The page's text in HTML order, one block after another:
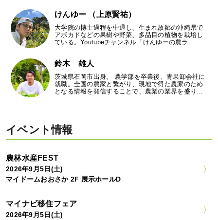
けんゆー （上原賢祐）
大学院の博士過程を中退し、生まれ故郷の沖縄県で
アボカドなどの果樹や野菜、多品目の植物を栽培し
ている。Youtubeチャンネル「けんゆーの農ラ…
鈴木 雄人
茨城県石岡市出身。 農学部を卒業後、青果卸会社に
就職。全国の農家と繋がり、現地で得た農家のため
となる情報を発信することで、農業の業界を盛り…
イベント情報
農林水産FEST
2026年9月5日(土)
マイドームおおさか 2F 展示ホールD
マイナビ移住フェア
2026年9月5日(土)